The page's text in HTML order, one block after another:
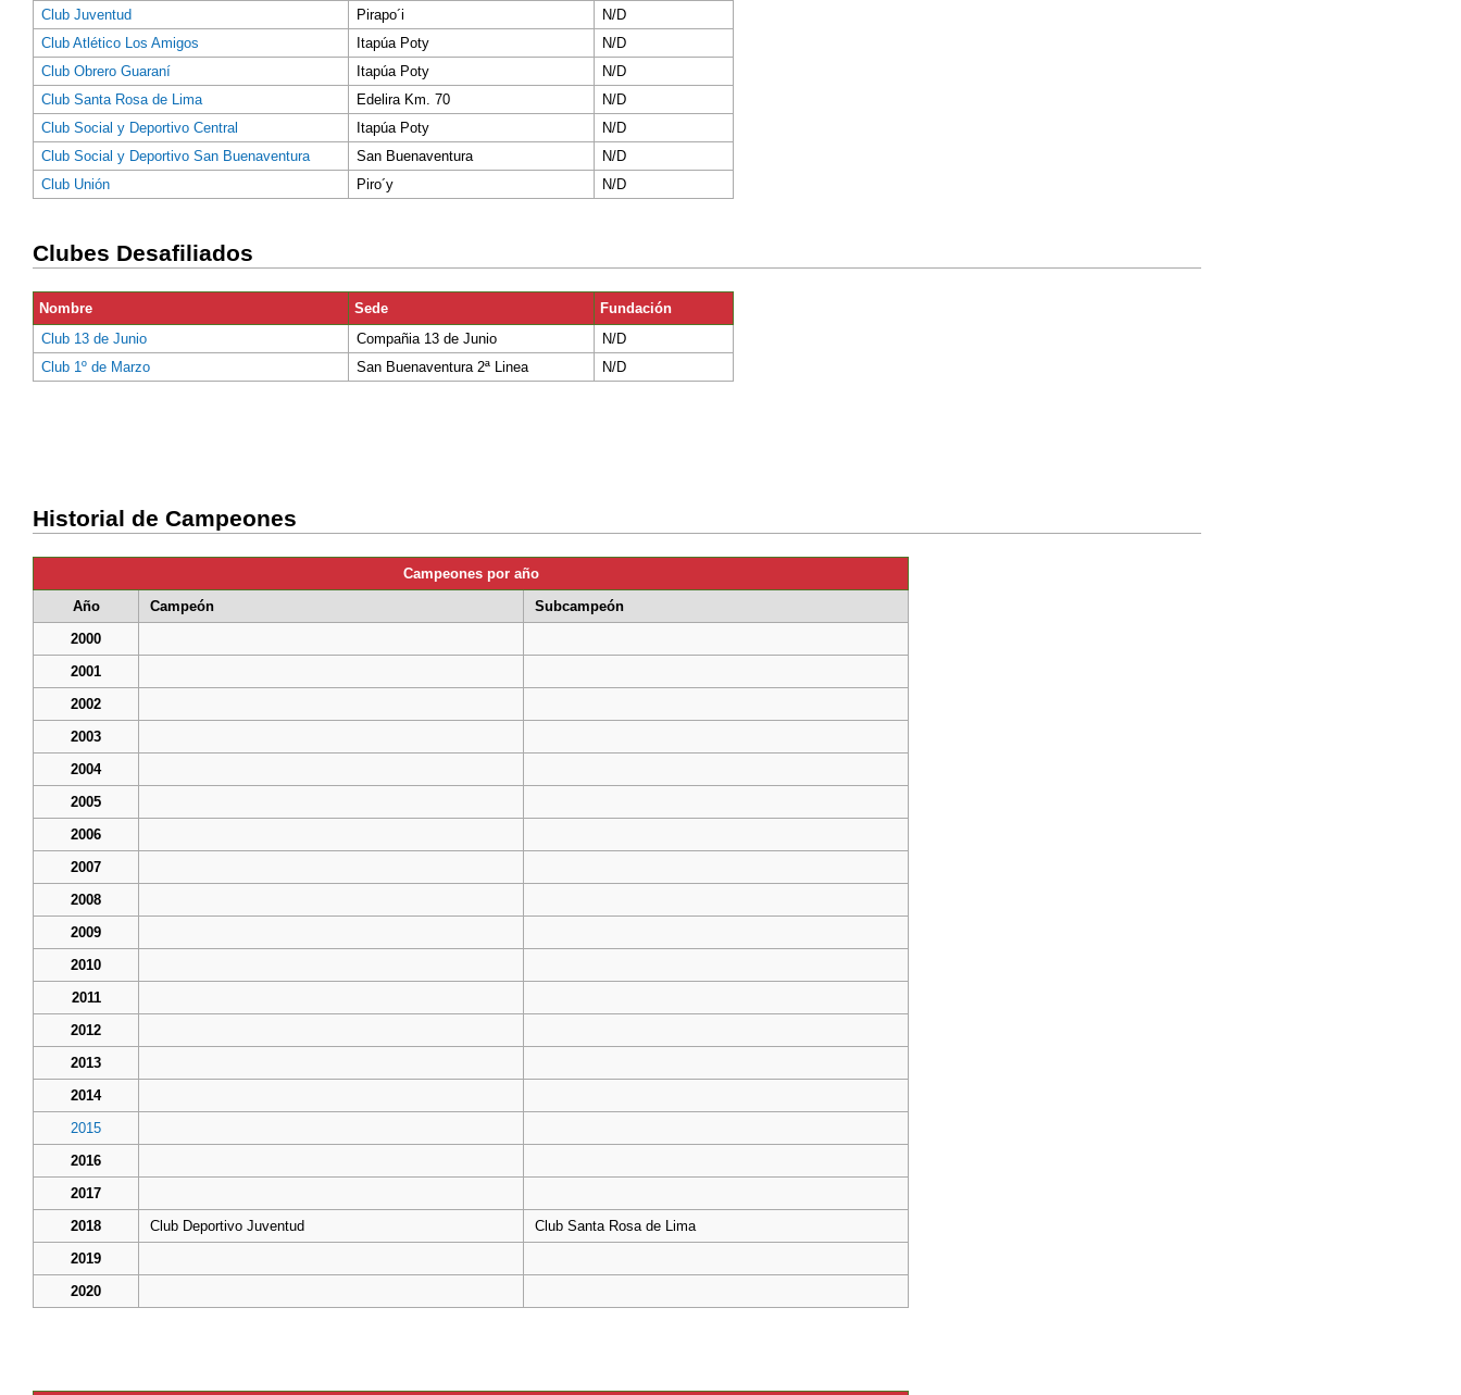
Club Juventud
Pirapo´i
N/D
Club Atlético Los Amigos
Itapúa Poty
N/D
Club Obrero Guaraní
Itapúa Poty
N/D
Club Santa Rosa de Lima
Edelira Km. 70
N/D
Club Social y Deportivo Central
Itapúa Poty
N/D
Club Social y Deportivo San Buenaventura
San Buenaventura
N/D
Club Unión
Piro´y N/D
Clubes Desafiliados
Nombre Sede
Fundación
Club 13 de Junio
Compañia 13 de Junio
N/D
Club 1º de Marzo
San Buenaventura 2ª Linea N/D
Historial de Campeones
Campeones por año
Año
Campeón
Subcampeón
2000
2001
2002
2003
2004
2005
2006
2007
2008
2009
2010
2011
2012
2013
2014
2015
2016
2017
2018
Club Deportivo Juventud
Club Santa Rosa de Lima
2019
2020